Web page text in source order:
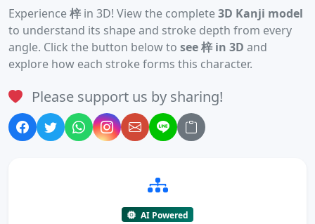
Experience梓 in 3D! View the complete3D Kanji model
to understand its shape and stroke depth from every
angle. Click the button below to see 梓 in 3D and
explore how each stroke forms this character.
Please support us by sharing!
AI Powered